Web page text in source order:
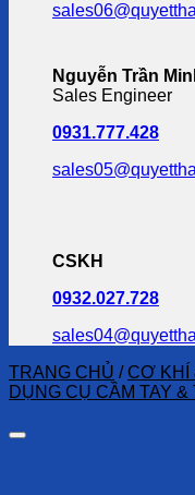
Nguyễn Trần
Sales Engineer
0931.777.428
CSKH
0932.027.728
TRANG CHỦ / CƠ KHÍ
DỤNG CỤ CẦM TAY &